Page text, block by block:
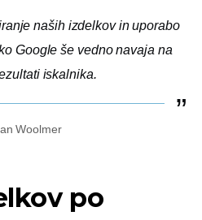
naših izdelkov in uporabo
Google še vedno navaja na
iskalnika.
Woolmer
po